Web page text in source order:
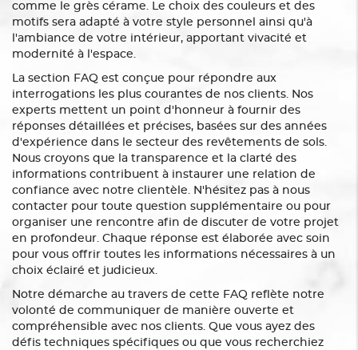
comme le grès cérame. Le choix des couleurs et des
motifs sera adapté à votre style personnel ainsi qu'à
l'ambiance de votre intérieur, apportant vivacité et
modernité à l'espace.
La section FAQ est conçue pour répondre aux
interrogations les plus courantes de nos clients. Nos
experts mettent un point d'honneur à fournir des
réponses détaillées et précises, basées sur des années
d'expérience dans le secteur des revêtements de sols.
Nous croyons que la transparence et la clarté des
informations contribuent à instaurer une relation de
confiance avec notre clientèle. N'hésitez pas à nous
contacter pour toute question supplémentaire ou pour
organiser une rencontre afin de discuter de votre projet
en profondeur. Chaque réponse est élaborée avec soin
pour vous offrir toutes les informations nécessaires à un
choix éclairé et judicieux.
Notre démarche au travers de cette FAQ reflète notre
volonté de communiquer de manière ouverte et
compréhensible avec nos clients. Que vous ayez des
défis techniques spécifiques ou que vous recherchiez